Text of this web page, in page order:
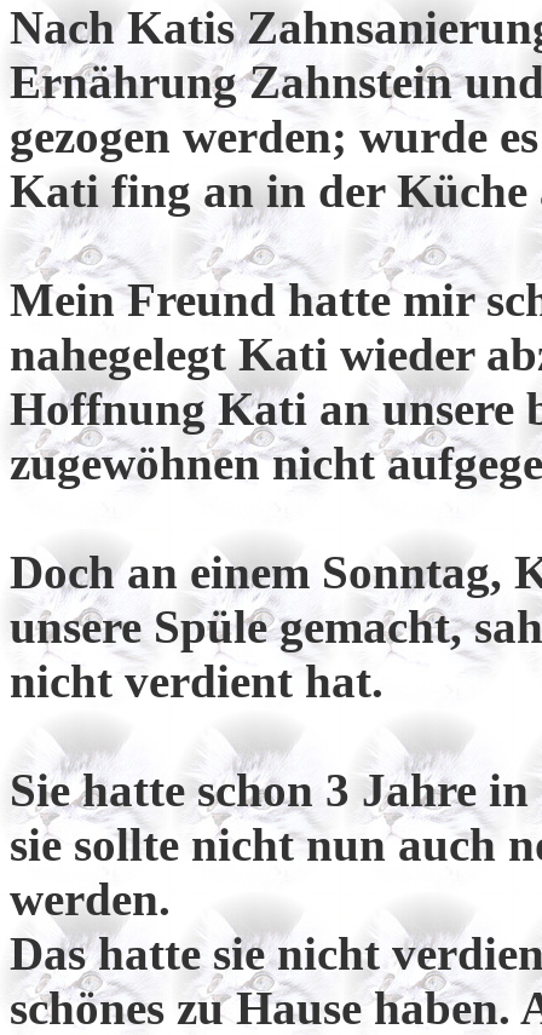
Nach Katis
Ernährung Zahnstein
gezogen werden; wurde
Kati fing an in der Küche
Mein Freund hatte mir
nahegelegt Kati wieder
Hoffnung Kati an unsere
zugewöhnen nicht
Doch an einem Sonntag,
unsere Spüle gemacht,
nicht verdient hat.
Sie hatte schon 3 Jahre
sie sollte nicht nun auch
werden.
Das hatte sie nicht
schönes zu Hause